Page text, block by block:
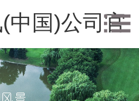
中国)公司官
站